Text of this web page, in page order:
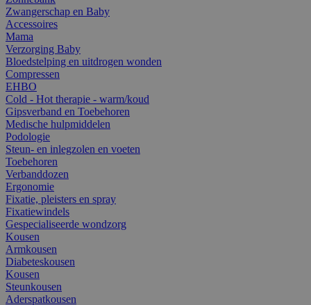
Zwangerschap en Baby
Accessoires
Mama
Verzorging Baby
Bloedstelping en uitdrogen wonden
Compressen
EHBO
Cold - Hot therapie - warm/koud
Gipsverband en Toebehoren
Medische hulpmiddelen
Podologie
Steun- en inlegzolen en voeten
Toebehoren
Verbanddozen
Ergonomie
Fixatie, pleisters en spray
Fixatiewindels
Gespecialiseerde wondzorg
Kousen
Armkousen
Diabeteskousen
Kousen
Steunkousen
Aderspatkousen